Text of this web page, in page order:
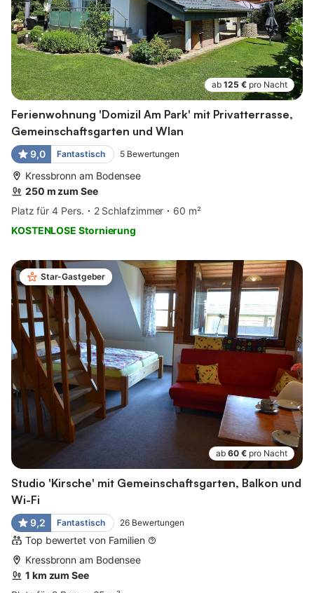
ab 125 € pro Nacht
Ferienwohnung 'Domizil Am Park' mit Privatterrasse,
Gemeinschaftsgarten und Wlan
9,0 Fantastisch 5 Bewertungen
Kressbronn am Bodensee
250 m zum See
Platz für 4 Pers.
2 Schlafzimmer
60 m²
KOSTENLOSE Stornierung
Star-Gastgeber
ab 60 € pro Nacht
Studio 'Kirsche' mit Gemeinschaftsgarten, Balkon und
Wi-Fi
9,2 Fantastisch 26 Bewertungen
Top bewertet von Familien
Kressbronn am Bodensee
1 km zum See